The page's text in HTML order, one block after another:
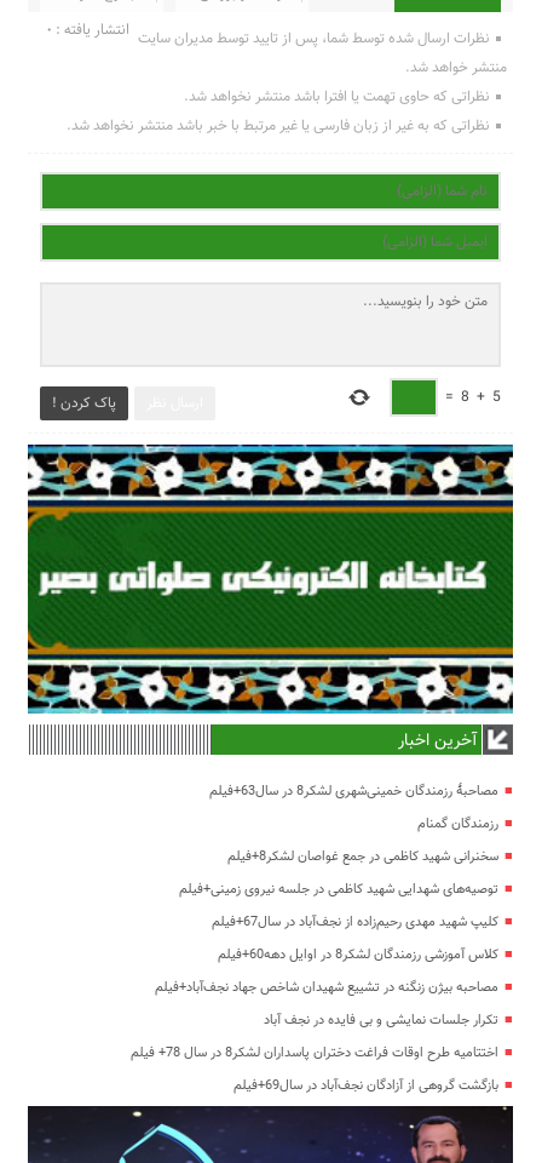
انتشار یافته : 0 نظرات ارسال شده توسط شما، پس از تایید توسط مدیران سایت
منتشر خواهد شد.
نظراتی که حاوی تهمت یا افترا باشد منتشر نخواهد شد.
نظراتی که به غیر از زبان فارسی یا غیر مرتبط با خبر باشد منتشر نخواهد شد.
پاک کردن ! 5
+
8
=
آخرین اخبار
مصاحبۀ رزمندگان خمینی‌شهری لشکر8 در سال63+فیلم
رزمندگان گمنام
سخنرانی شهید کاظمی در جمع غواصان لشکر8+فیلم
توصیه‌های شهدایی شهید کاظمی در جلسه نیروی زمینی+فیلم
کلیپ شهید مهدی رحیم‌زاده از نجف‌آباد در سال67+فیلم
کلاس آموزشی رزمندگان لشکر8 در اوایل دهه60+فیلم
مصاحبه بیژن زنگنه در تشییع شهیدان شاخص جهاد نجف‌آباد+فیلم
تکرار جلسات نمایشی و بی فایده در نجف آباد
اختتامیه طرح اوقات فراغت دختران پاسداران لشکر8 در سال 78+ فیلم
بازگشت گروهی از آزادگان نجف‌آباد در سال69+فیلم